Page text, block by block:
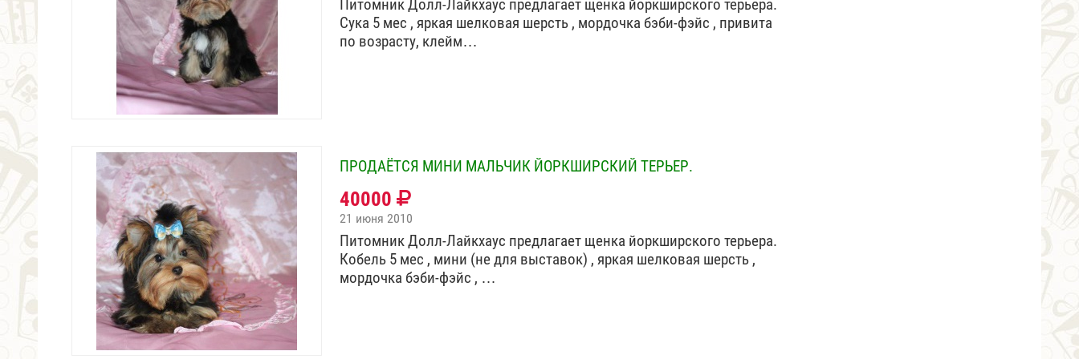
Питомник Долл-Лайкхаус предлагает щенка йоркширского терьера.
Cука 5 мес , яркая шелковая шерсть , мордочка бэби-фэйс , привита
по возрасту, клейм…
ПРОДАЁТСЯ МИНИ МАЛЬЧИК ЙОРКШИРСКИЙ ТЕРЬЕР.
40000
21 июня 2010
Питомник Долл-Лайкхаус предлагает щенка йоркширского терьера.
Кобель 5 мес , мини (не для выставок) , яркая шелковая шерсть ,
мордочка бэби-фэйс , …